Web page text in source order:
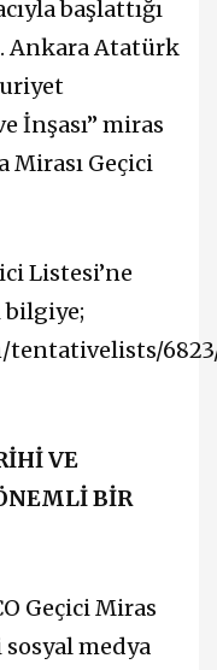
başlattığı
Ankara Atatürk
İnşası” miras
Mirası Geçici
Listesi’ne
bilgiye;
tentativelists/
VE
BİR
Geçici Miras
medya